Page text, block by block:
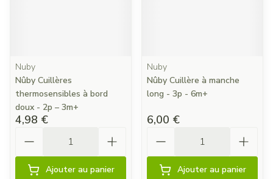
Nuby
Nûby Cuillères
thermosensibles à bord
doux - 2p – 3m+
4,98 €
Ajouter au panier
Nuby
Nûby Cuillère à manche
long - 3p - 6m+
6,00 €
Ajouter au panier